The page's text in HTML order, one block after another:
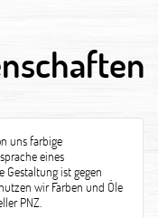
uns farbige
eines
Gestaltung ist gegen
wir Farben und Öle
PNZ.